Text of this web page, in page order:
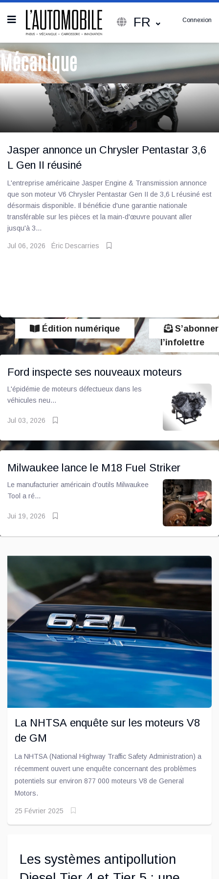
FR Connexion
Mécanique
Jasper annonce un Chrysler Pentastar 3,6
L Gen II réusiné
L'entreprise américaine Jasper Engine & Transmission annonce
que son moteur V6 Chrysler Pentastar Gen II de 3,6 L réusiné est
désormais disponible. Il bénéficie d'une garantie nationale
transférable sur les pièces et la main-d'œuvre pouvant aller
jusqu'à 3...
Jul 06, 2026 Éric Descarries
Édition numérique
l’infolettre
Ford inspecte ses nouveaux moteurs
L'épidémie de moteurs défectueux dans les
véhicules neu...
Jul 03, 2026
Milwaukee lance le M18 Fuel Striker
Le manufacturier américain d'outils Milwaukee
Tool a ré...
Jui 19, 2026
La NHTSA enquête sur les moteurs V8
de GM
La NHTSA (National Highway Traffic Safety Administration) a
récemment ouvert une enquête concernant des problèmes
potentiels sur environ 877 000 moteurs V8 de General
Motors.
25 Février 2025
Les systèmes antipollution